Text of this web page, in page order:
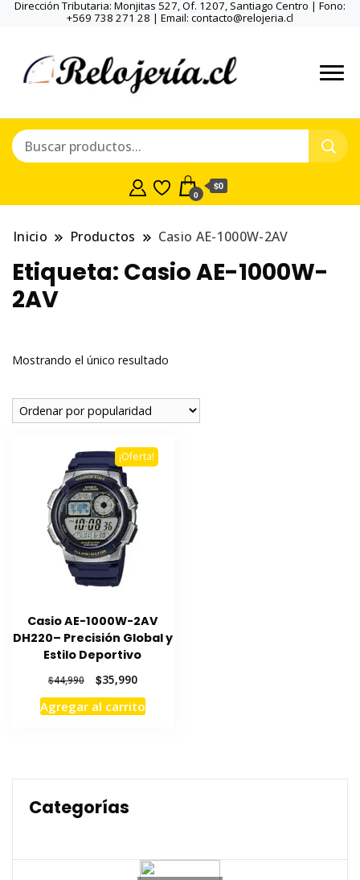
Dirección Tributaria: Monjitas 527, Of. 1207, Santiago Centro | Fono:
+569 738 271 28 | Email: contacto@relojeria.cl
0
$0
Inicio Productos Casio AE-1000W-2AV
Etiqueta: Casio AE-1000W-
2AV
Mostrando el único resultado
¡Oferta!
Casio AE-1000W-2AV
DH220– Precisión Global y
Estilo Deportivo
$44,990
precio
original
$35,990El
precio
actual
Agregar al carrito
Categorías